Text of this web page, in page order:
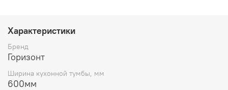
высота 840 мм
Дополнительно рекомендуется приобрести
Характеристики
Бренд
Горизонт
Ширина кухонной тумбы, мм
600мм